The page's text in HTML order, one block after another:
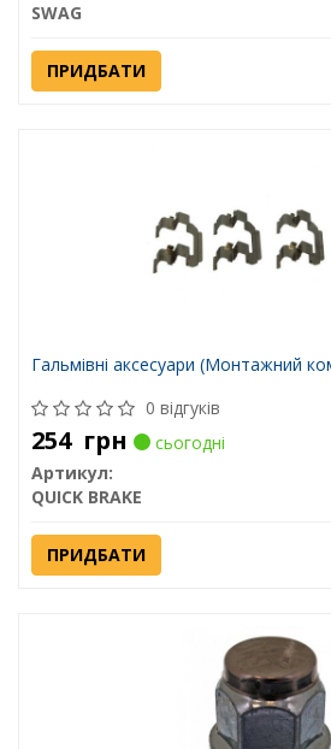
SWAG
ПРИДБАТИ
Гальмівні аксесуари (Монтажний
0 відгуків
254 грн
сьогодні
Артикул:
QUICK BRAKE
ПРИДБАТИ